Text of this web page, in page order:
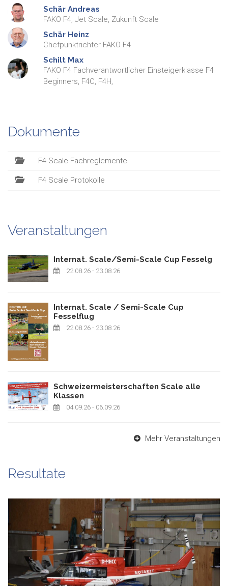
Schär Andreas
FAKO F4, Jet Scale, Zukunft Scale
Schär Heinz
Chefpunktrichter FAKO F4
Schilt Max
FAKO F4 Fachverantwortlicher Einsteigerklasse F4
Beginners, F4C, F4H,
Dokumente
F4 Scale Fachreglemente
F4 Scale Protokolle
Veranstaltungen
Internat. Scale/Semi-Scale Cup Fesselg
22.08.26 - 23.08.26
Internat. Scale / Semi-Scale Cup
Fesselflug
22.08.26 - 23.08.26
Schweizermeisterschaften Scale alle
Klassen
04.09.26 - 06.09.26
Mehr Veranstaltungen
Resultate